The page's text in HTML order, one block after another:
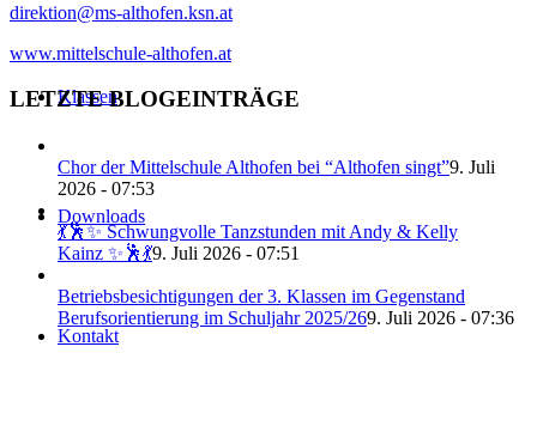
Klassen
Downloads
Kontakt
direktion@ms-althofen.ksn.at
www.mittelschule-althofen.at
LETZTE BLOGEINTRÄGE
Chor der Mittelschule Althofen bei “Althofen singt”9. Juli
2026 - 07:53
💃🕺✨ Schwungvolle Tanzstunden mit Andy & Kelly
Kainz ✨🕺💃9. Juli 2026 - 07:51
Betriebsbesichtigungen der 3. Klassen im Gegenstand
Berufsorientierung im Schuljahr 2025/269. Juli 2026 - 07:36